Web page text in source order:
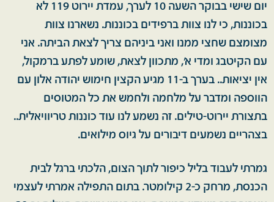
יום שישי בבוקר השעה 10 לערך, עמדת יירוט 119 לא
בכוננות, כי לנו צוות ברפידים בכוננות. נשארנו צוות
מצומצם שחצי ממנו ואני ביניהם צריך לצאת הביתה. אני
עם הקיטבג ומדי א', מתכוון לצאת, שומע לפתע ברמקול,
אין יציאות.. בערך ב-11 מגיע הקצין חימוש יהודה אלון עם
הווספה ומדבר על מלחמה ולחמש את כל המטוסים
בתצורת יירוט-טילים. זה נשמע לנו עוד כוננות טריוויאלית..
בצהריים נשמעים דיבורים על גיוס מילואים.
גמרתי לעבוד בליל כיפור לתוך הצום, הלכתי ברגל לבית
הכנסת, מרחק כ-2 קילומטר. בתום התפילה אמרתי לעצמי